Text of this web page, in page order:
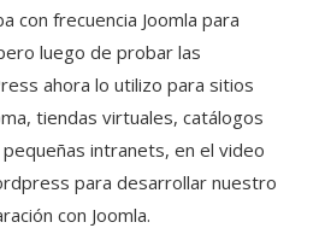
con frecuencia Joomla para
luego de probar las
ahora lo utilizo para sitios
tiendas virtuales, catálogos
intranets, en el video
para desarrollar nuestro
con Joomla.